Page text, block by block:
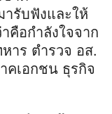
รับฟังและให้
คือกำลังใจจาก
าร ตำรวจ อส.
เอกชน ธุรกิจ